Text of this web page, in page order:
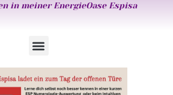
in meiner EnergieOase Espisa